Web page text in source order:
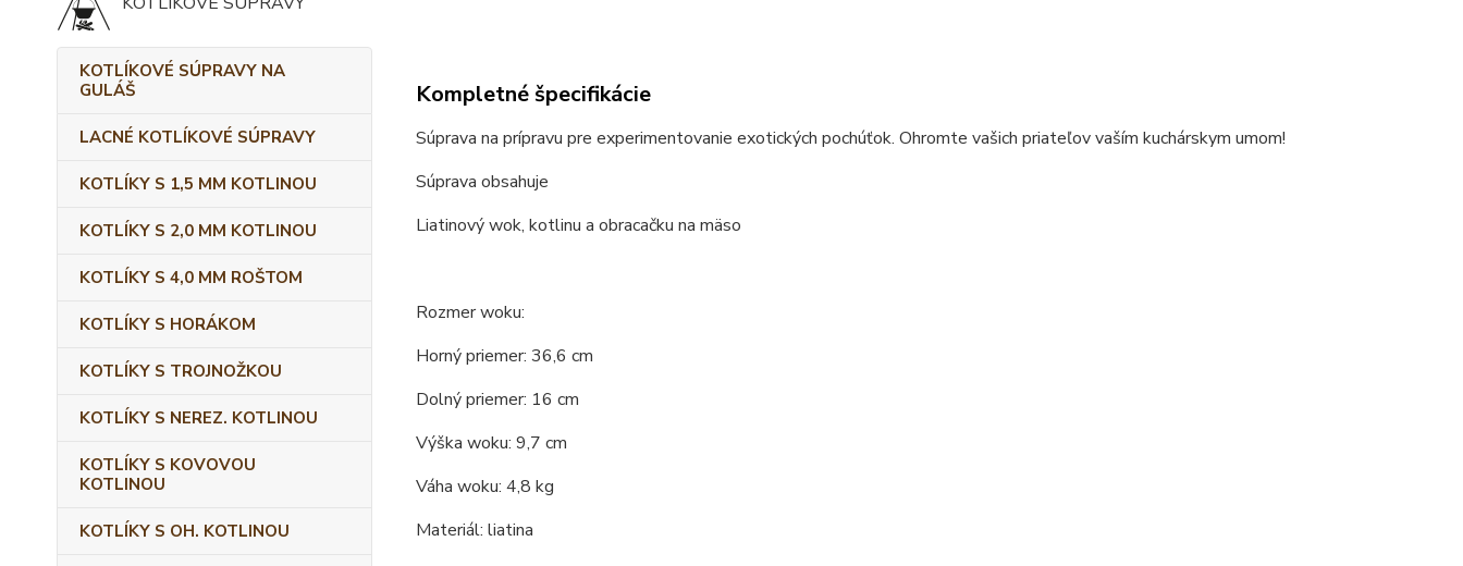
KOTLÍKOVÉ SÚPRAVY NA
GULÁŠ
LACNÉ KOTLÍKOVÉ SÚPRAVY
KOTLÍKY S 1,5 MM KOTLINOU
KOTLÍKY S 2,0 MM KOTLINOU
KOTLÍKY S 4,0 MM ROŠTOM
KOTLÍKY S HORÁKOM
KOTLÍKY S TROJNOŽKOU
KOTLÍKY S NEREZ. KOTLINOU
KOTLÍKY S KOVOVOU
KOTLINOU
KOTLÍKY S OH. KOTLINOU
Kompletné špecifikácie
Súprava na prípravu pre experimentovanie exotických pochúťok. Ohromte vašich priateľov vaším kuchárskym umom!
Súprava obsahuje
Liatinový wok, kotlinu a obracačku na mäso
Rozmer woku:
Horný priemer: 36,6 cm
Dolný priemer: 16 cm
Výška woku: 9,7 cm
Váha woku: 4,8 kg
Materiál: liatina